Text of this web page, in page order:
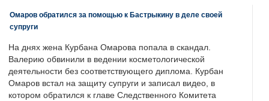
Омаров обратился за помощью к Бастрыкину в деле своей
супруги
На днях жена Курбана Омарова попала в скандал.
Валерию обвинили в ведении косметологической
деятельности без соответствующего диплома. Курбан
Омаров встал на защиту супруги и записал видео, в
котором обратился к главе Следственного Комитета